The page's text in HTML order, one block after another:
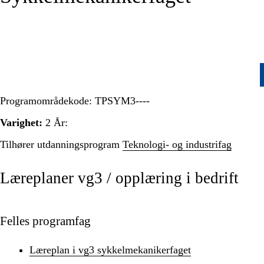
Programområdekode: TPSYM3----
Varighet: 2 År:
Tilhører utdanningsprogram Teknologi- og industrifag
Læreplaner vg3 / opplæring i bedrift
Felles programfag
Læreplan i vg3 sykkelmekanikerfaget